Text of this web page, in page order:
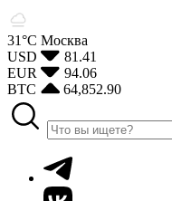
31°С Москва
USD
81.41
EUR
94.06
BTC
64,852.90